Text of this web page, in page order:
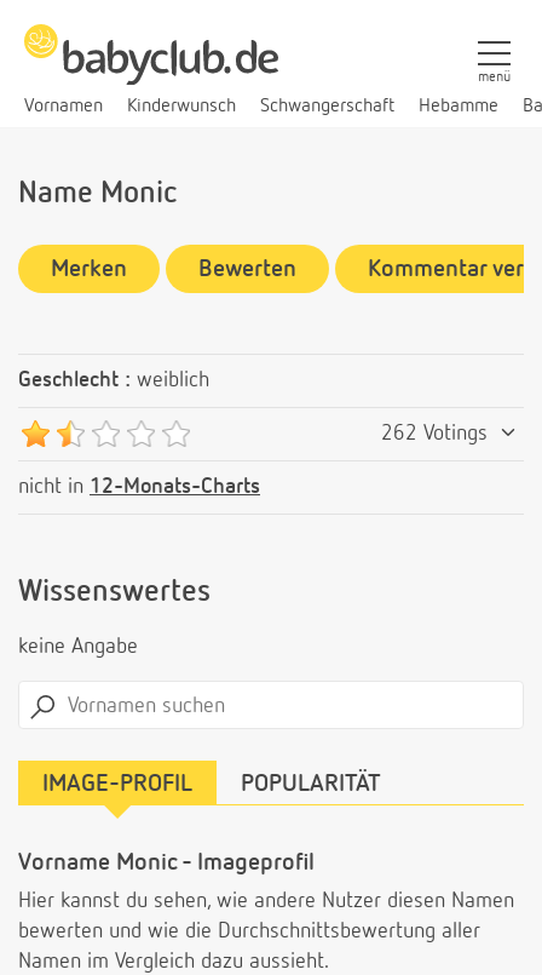
Vornamen Kinderwunsch Schwangerschaft Hebamme
menü
Name Monic
Merken Bewerten Kommentar
Geschlecht : weiblich
262 Votings
nicht in 12-Monats-Charts
Wissenswertes
keine Angabe
IMAGE-PROFIL POPULARITÄT
Vorname Monic - Imageprofil
Hier kannst du sehen, wie andere Nutzer diesen Namen
bewerten und wie die Durchschnittsbewertung aller
Namen im Vergleich dazu aussieht.